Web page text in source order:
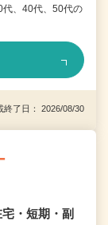
、40代、50代の
了日： 2026/08/30
・短期・副